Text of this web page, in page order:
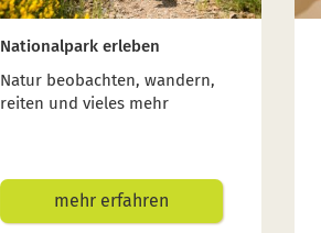
Nationalpark erleben
Natur beobachten, wandern,
reiten und vieles mehr
mehr erfahren